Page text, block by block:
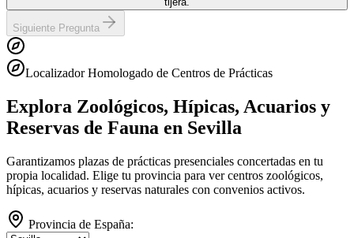
Siguiente Pregunta
Localizador Homologado de Centros de Prácticas
Explora Zoológicos, Hípicas, Acuarios y
Reservas de Fauna en Sevilla
Garantizamos plazas de prácticas presenciales concertadas en tu
propia localidad. Elige tu provincia para ver centros zoológicos,
hípicas, acuarios y reservas naturales con convenios activos.
Provincia de España: